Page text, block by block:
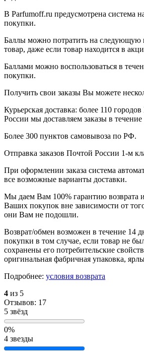
В Parfumoff.ru предусмотрена система
покупки.
Баллы можно потратить на следующую
товар, даже если товар находится в
Баллами можно воспользоваться в
покупки.
Получить свои заказы Вы можете
Курьерская доставка: более 110
России мы доставляем заказы в течение
Более 300 пунктов самовывоза по РФ.
Отправка заказов Почтой России 1-м
При оформлении заказа система
все возможные варианты доставки.
Мы даем Вам 100% гарантию возврата
Ваших покупок вне зависимости от
они Вам не подошли.
Возврат/обмен возможен в течение 14
покупки в том случае, если товар не
сохранены его потребительские
оригинальная фабричная упаковка,
Подробнее: условия возврата
4 из 5
Отзывов: 17
5 звёзд
0%
4 звезды